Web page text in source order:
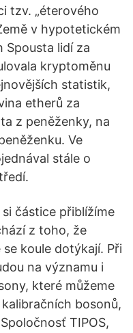
tzv. „éterového
v hypotetickém
Spousta lidí za
kryptoměnu
statistik,
etherů za
z peněženky, na
Ve
stále o
částice přiblížíme
z toho, že
koule dotýkají. Při
na významu i
které můžeme
bosonů,
TIPOS,